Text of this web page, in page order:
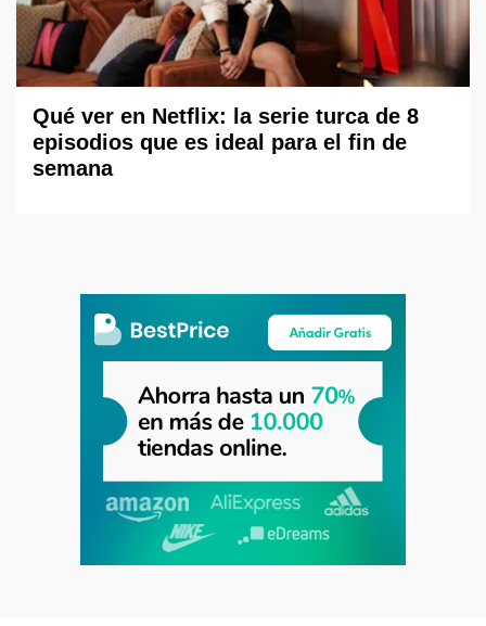
Qué ver en Netflix: la serie turca de 8
episodios que es ideal para el fin de
semana